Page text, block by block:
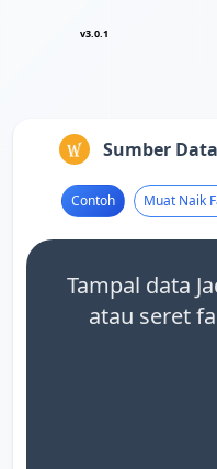
v3.0.1
Sumber Data
Contoh Muat Naik
Tampal data
atau seret